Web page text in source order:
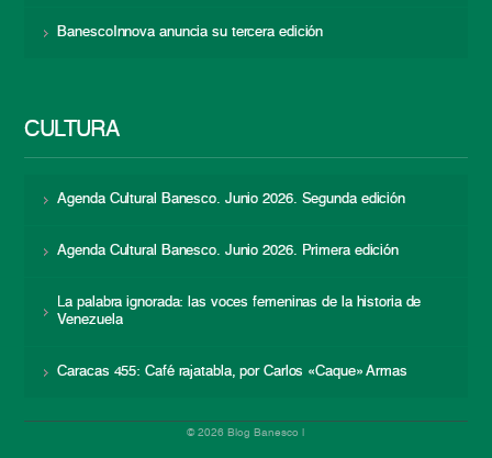
BanescoInnova anuncia su tercera edición
CULTURA
Agenda Cultural Banesco. Junio 2026. Segunda edición
Agenda Cultural Banesco. Junio 2026. Primera edición
La palabra ignorada: las voces femeninas de la historia de
Venezuela
Caracas 455: Café rajatabla, por Carlos «Caque» Armas
© 2026 Blog Banesco |